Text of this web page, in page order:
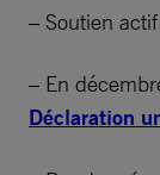
– Soutien
– En
Déclaration